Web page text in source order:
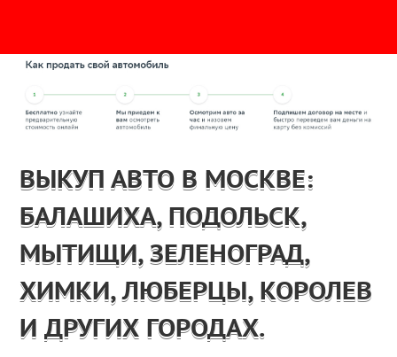
ВЫКУП АВТО В МОСКВЕ:
БАЛАШИХА, ПОДОЛЬСК,
МЫТИЩИ, ЗЕЛЕНОГРАД,
ХИМКИ, ЛЮБЕРЦЫ, КОРОЛЕВ
И ДРУГИХ ГОРОДАХ.